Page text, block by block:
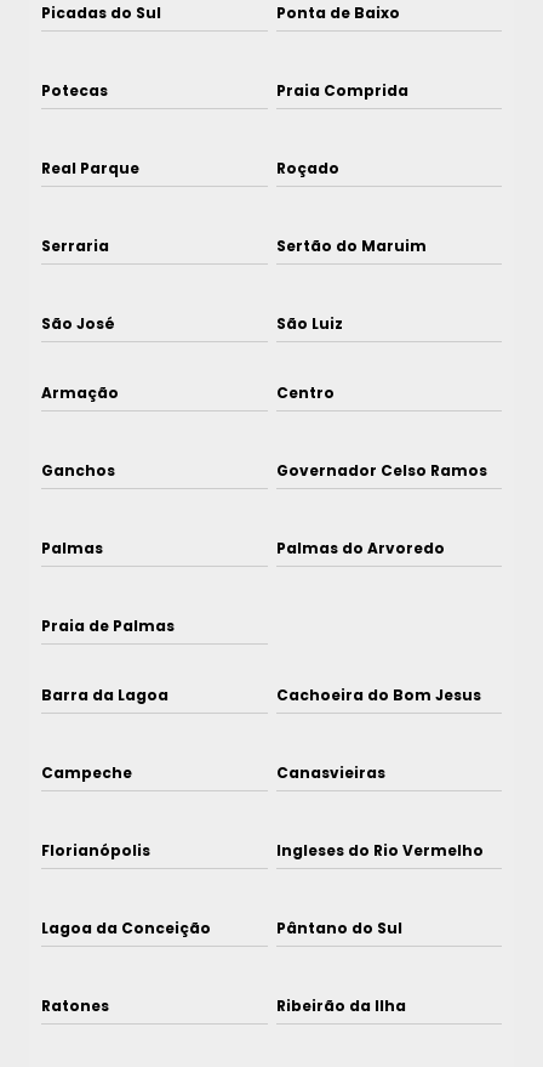
Picadas do Sul Ponta de Baixo
Potecas Praia Comprida
Real Parque Roçado
Serraria Sertão do Maruim
São José São Luiz
Armação Centro
Ganchos Governador Celso Ramos
Palmas Palmas do Arvoredo
Praia de Palmas
Barra da Lagoa Cachoeira do Bom Jesus
Campeche Canasvieiras
Florianópolis Ingleses do Rio Vermelho
Lagoa da Conceição Pântano do Sul
Ratones Ribeirão da Ilha